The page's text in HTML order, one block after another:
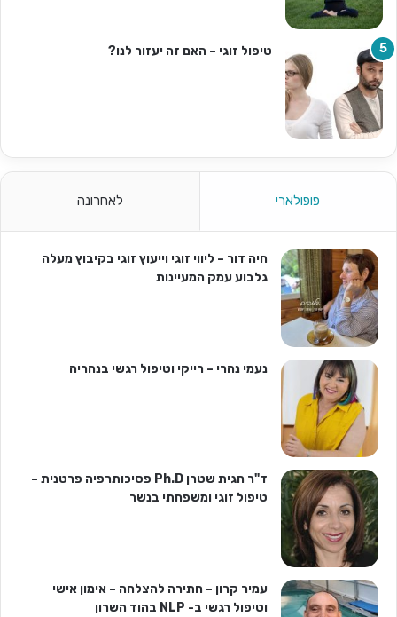
טיפול זוגי – האם זה יעזור לנו?
פופולארי לאחרונה
חיה דור – ליווי זוגי וייעוץ זוגי בקיבוץ מעלה
גלבוע עמק המעיינות
נעמי נהרי – רייקי וטיפול רגשי בנהריה
ד"ר חגית שטרן Ph.D פסיכותרפיה פרטנית –
טיפול זוגי ומשפחתי בנשר
עמיר קרון – חתירה להצלחה – אימון אישי
וטיפול רגשי ב- NLP בהוד השרון